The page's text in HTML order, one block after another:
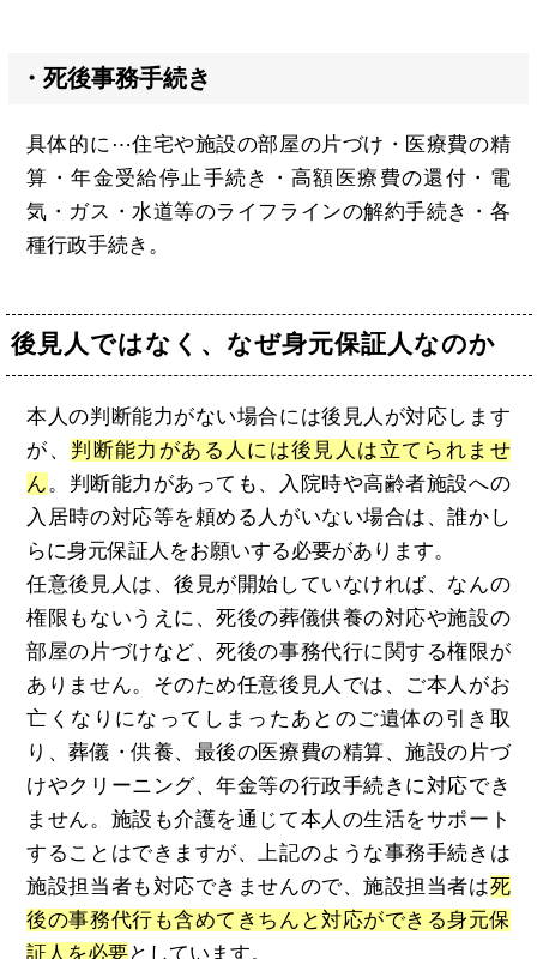
・死後事務手続き
具体的に⋯住宅や施設の部屋の片づけ・医療費の精
算・年金受給停止手続き・高額医療費の還付・電
気・ガス・水道等のライフラインの解約手続き・各
種行政手続き。
後見人ではなく、なぜ身元保証人なのか
本人の判断能力がない場合には後見人が対応します
が、 判断能力がある人には後見人は立てられませ
ん 。判断能力があっても、入院時や高齢者施設への
入居時の対応等を頼める人がいない場合は、誰かし
らに身元保証人をお願いする必要があります。
任意後見人は、後見が開始していなければ、なんの
権限もないうえに、死後の葬儀供養の対応や施設の
部屋の片づけなど、死後の事務代行に関する権限が
ありません。そのため任意後見人では、ご本人がお
亡くなりになってしまったあとのご遺体の引き取
り、葬儀・供養、最後の医療費の精算、施設の片づ
けやクリーニング、年金等の行政手続きに対応でき
ません。施設も介護を通じて本人の生活をサポート
することはできますが、上記のような事務手続きは
施設担当者も対応できませんので、施設担当者は死
後の事務代行も含めてきちんと対応ができる身元保
証人を必要としています。